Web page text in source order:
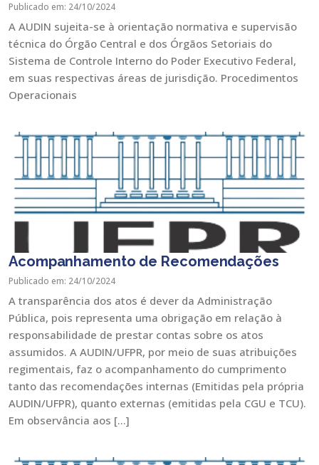
Publicado em: 24/10/2024
A AUDIN sujeita-se à orientação normativa e supervisão
técnica do Órgão Central e dos Órgãos Setoriais do
Sistema de Controle Interno do Poder Executivo Federal,
em suas respectivas áreas de jurisdição. Procedimentos
Operacionais
Acompanhamento de Recomendações
Publicado em: 24/10/2024
A transparência dos atos é dever da Administração
Pública, pois representa uma obrigação em relação à
responsabilidade de prestar contas sobre os atos
assumidos. A AUDIN/UFPR, por meio de suas atribuições
regimentais, faz o acompanhamento do cumprimento
tanto das recomendações internas (Emitidas pela própria
AUDIN/UFPR), quanto externas (emitidas pela CGU e TCU).
Em observância aos […]